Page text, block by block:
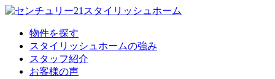
物件を探す
スタイリッシュホームの強み
スタッフ紹介
お客様の声